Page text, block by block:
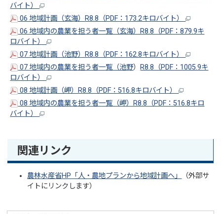
バイト）
06 地域計画（玄海） R8.8（PDF：173.2キロバイト）
06 地域内の農業を担う者一覧（玄海）R8.8（PDF：879.9キ
ロバイト）
07 地域計画（池野）R8.8（PDF：162.8キロバイト）
07 地域内の農業を担う者一覧（池野） R8.8（PDF：1005.9キ
ロバイト）
08 地域計画（岬）R8.8（PDF：516.8キロバイト）
08 地域内の農業を担う者一覧（岬）R8.8（PDF：516.8キロ
バイト）
関連リンク
農林水産省HP「人・農地プランから地域計画へ」
（外部サ
イトにリンクします）